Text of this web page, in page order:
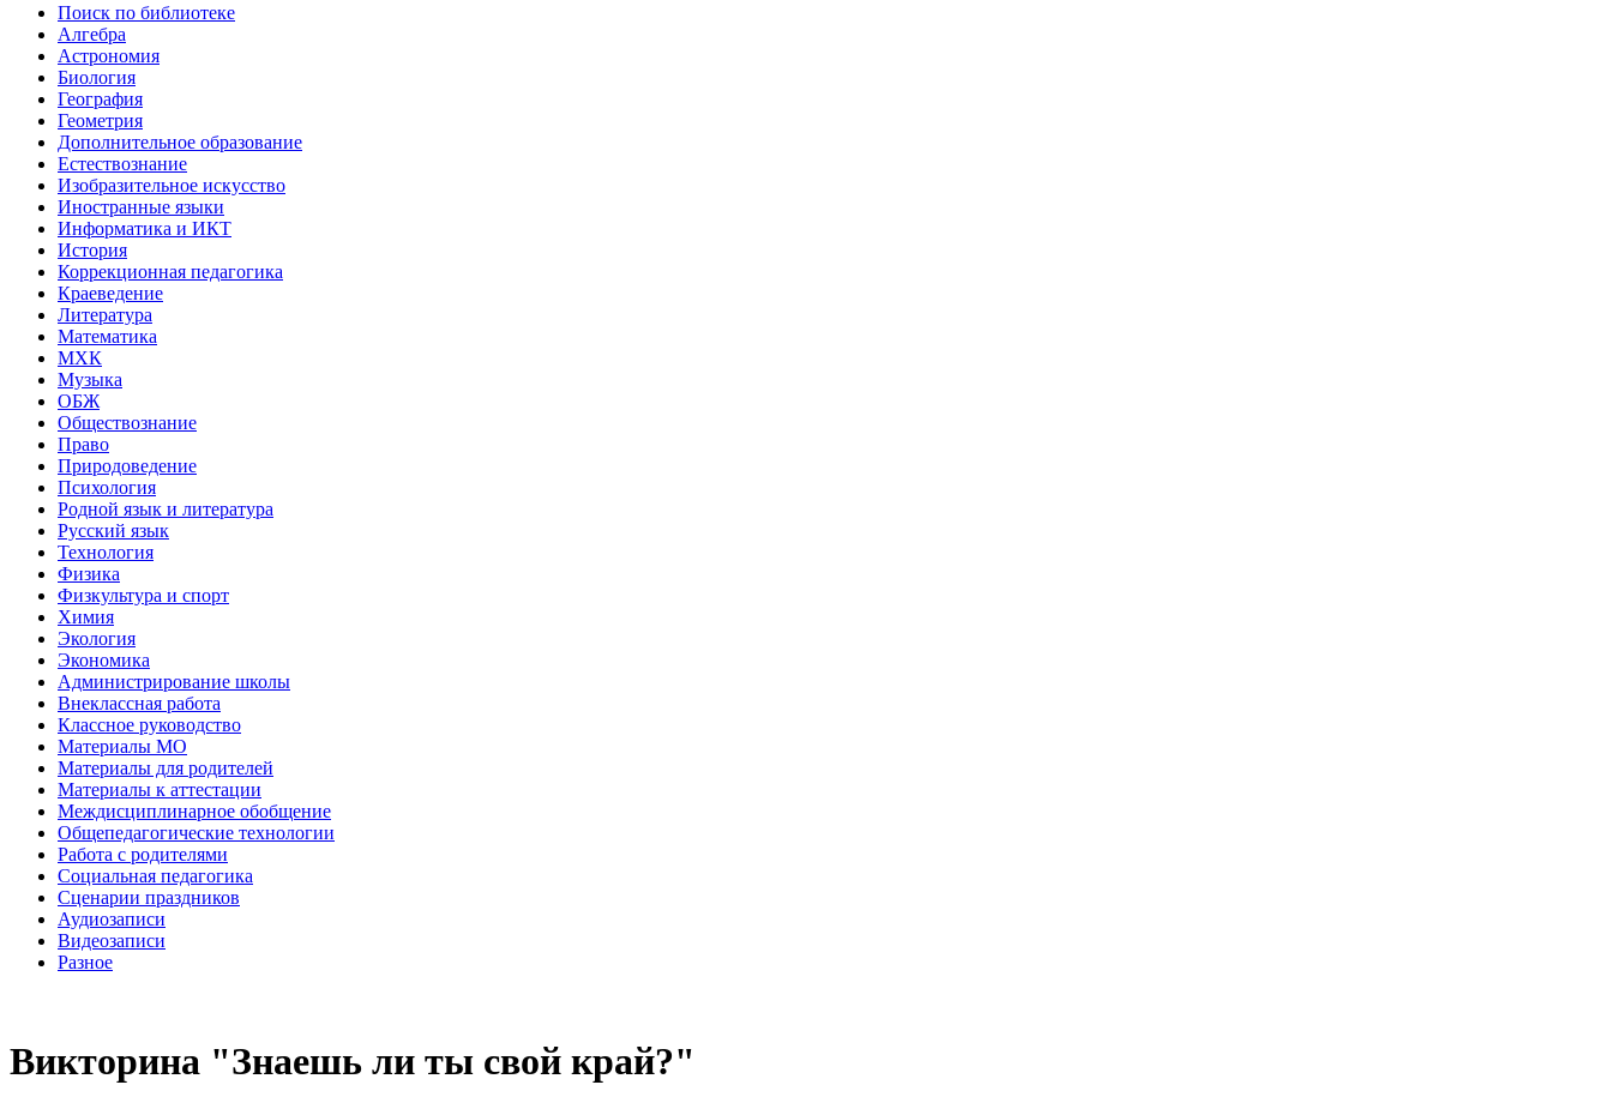
Поиск по библиотеке
Алгебра
Астрономия
Биология
География
Геометрия
Дополнительное образование
Естествознание
Изобразительное искусство
Иностранные языки
Информатика и ИКТ
История
Коррекционная педагогика
Краеведение
Литература
Математика
МХК
Музыка
ОБЖ
Обществознание
Право
Природоведение
Психология
Родной язык и литература
Русский язык
Технология
Физика
Физкультура и спорт
Химия
Экология
Экономика
Администрирование школы
Внеклассная работа
Классное руководство
Материалы МО
Материалы для родителей
Материалы к аттестации
Междисциплинарное обобщение
Общепедагогические технологии
Работа с родителями
Социальная педагогика
Сценарии праздников
Аудиозаписи
Видеозаписи
Разное
Викторина "Знаешь ли ты свой край?"